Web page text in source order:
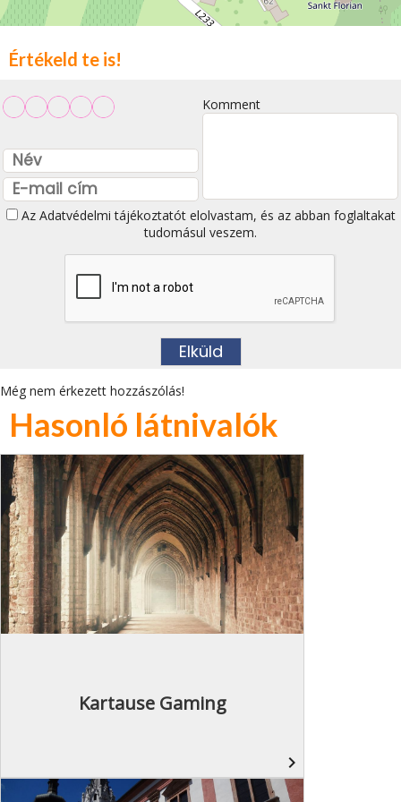
Értékeld te is!
Komment
Az Adatvédelmi tájékoztatótelolvastam, és az abban foglaltakat
tudomásul veszem.
Még nem érkezett hozzászólás!
Hasonló látnivalók
Kartause Gaming
navigate_next